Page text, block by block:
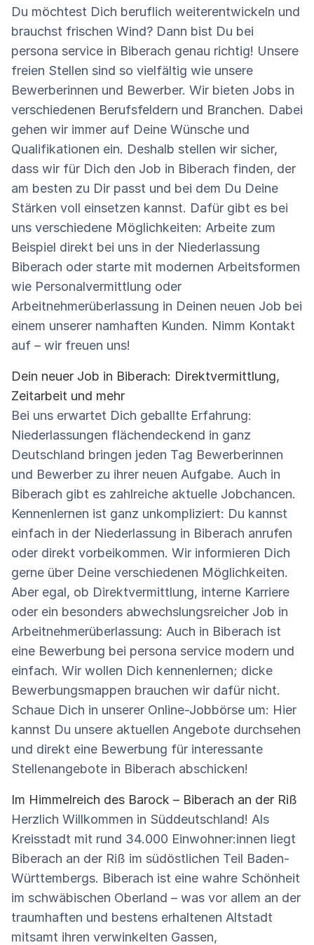
Du möchtest Dich beruflich weiterentwickeln und
brauchst frischen Wind? Dann bist Du bei
persona service in Biberach genau richtig! Unsere
freien Stellen sind so vielfältig wie unsere
Bewerberinnen und Bewerber. Wir bieten Jobs in
verschiedenen Berufsfeldern und Branchen. Dabei
gehen wir immer auf Deine Wünsche und
Qualifikationen ein. Deshalb stellen wir sicher,
dass wir für Dich den Job in Biberach finden, der
am besten zu Dir passt und bei dem Du Deine
Stärken voll einsetzen kannst. Dafür gibt es bei
uns verschiedene Möglichkeiten: Arbeite zum
Beispiel direkt bei uns in der Niederlassung
Biberach oder starte mit modernen Arbeitsformen
wie Personalvermittlung oder
Arbeitnehmerüberlassung in Deinen neuen Job bei
einem unserer namhaften Kunden. Nimm Kontakt
auf – wir freuen uns!
Dein neuer Job in Biberach: Direktvermittlung,
Zeitarbeit und mehr
Bei uns erwartet Dich geballte Erfahrung:
Niederlassungen flächendeckend in ganz
Deutschland bringen jeden Tag Bewerberinnen
und Bewerber zu ihrer neuen Aufgabe. Auch in
Biberach gibt es zahlreiche aktuelle Jobchancen.
Kennenlernen ist ganz unkompliziert: Du kannst
einfach in der Niederlassung in Biberach anrufen
oder direkt vorbeikommen. Wir informieren Dich
gerne über Deine verschiedenen Möglichkeiten.
Aber egal, ob Direktvermittlung, interne Karriere
oder ein besonders abwechslungsreicher Job in
Arbeitnehmerüberlassung: Auch in Biberach ist
eine Bewerbung bei persona service modern und
einfach. Wir wollen Dich kennenlernen; dicke
Bewerbungsmappen brauchen wir dafür nicht.
Schaue Dich in unserer Online-Jobbörse um: Hier
kannst Du unsere aktuellen Angebote durchsehen
und direkt eine Bewerbung für interessante
Stellenangebote in Biberach abschicken!
Im Himmelreich des Barock – Biberach an der Riß
Herzlich Willkommen in Süddeutschland! Als
Kreisstadt mit rund 34.000 Einwohner:innen liegt
Biberach an der Riß im südöstlichen Teil Baden-
Württembergs. Biberach ist eine wahre Schönheit
im schwäbischen Oberland – was vor allem an der
traumhaften und bestens erhaltenen Altstadt
mitsamt ihren verwinkelten Gassen,